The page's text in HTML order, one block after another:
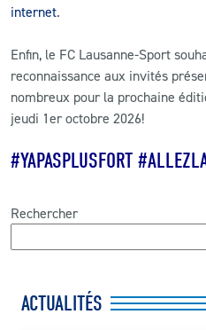
internet.
Enfin, le FC Lausanne-Sport
reconnaissance aux invités
nombreux pour la prochaine
jeudi 1er octobre 2026!
#YAPASPLUSFORT
Rechercher
ACTUALITÉS